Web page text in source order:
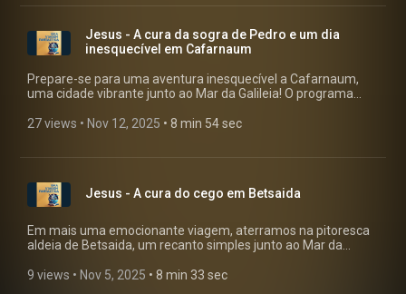
Jesus - A cura da sogra de Pedro e um dia
inesquecível em Cafarnaum
Prepare-se para uma aventura inesquecível a Cafarnaum,
uma cidade vibrante junto ao Mar da Galileia! O programa
extraordinários ao lado de Jesus. Imagine-se a percorrer ruas
Jesus chegou à casa de Pedro? E como é que uma febre alta
se desvaneceu num instante?Neste episódio imperdível,
vamos explorar: • A surpreendente cura da sogra de Pedro,
que mudou o ambiente de uma casa para sempre. • A
chegada de multidões a Cafarnaum, procurando esperança e
cura. • A transformação milagrosa de uma cidade inteira, que
nunca mais foi a mesma. • O segredo da força e serenidade
de Jesus, mesmo após um dia exaustivo, revelado num
27 views • Nov 12, 2025 • 8 min 54 sec
Jesus - A cura do cego em Betsaida
Em mais uma emocionante viagem, aterramos na pitoresca
aldeia de Betsaida, um recanto simples junto ao Mar da
um homem cego por Jesus. Mas este não foi um milagre
9 views • Nov 5, 2025 • 8 min 33 sec